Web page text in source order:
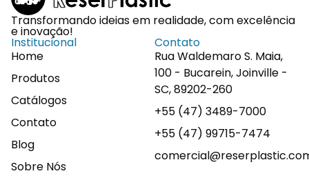
Transformando ideias em realidade, com excelência
e inovação!
Institucional
Home
Produtos
Catálogos
Contato
Blog
Sobre Nós
Contato
Rua Waldemaro S. Maia,
100 - Bucarein, Joinville -
SC, 89202-260
+55 (47) 3489-7000
+55 (47) 99715-7474